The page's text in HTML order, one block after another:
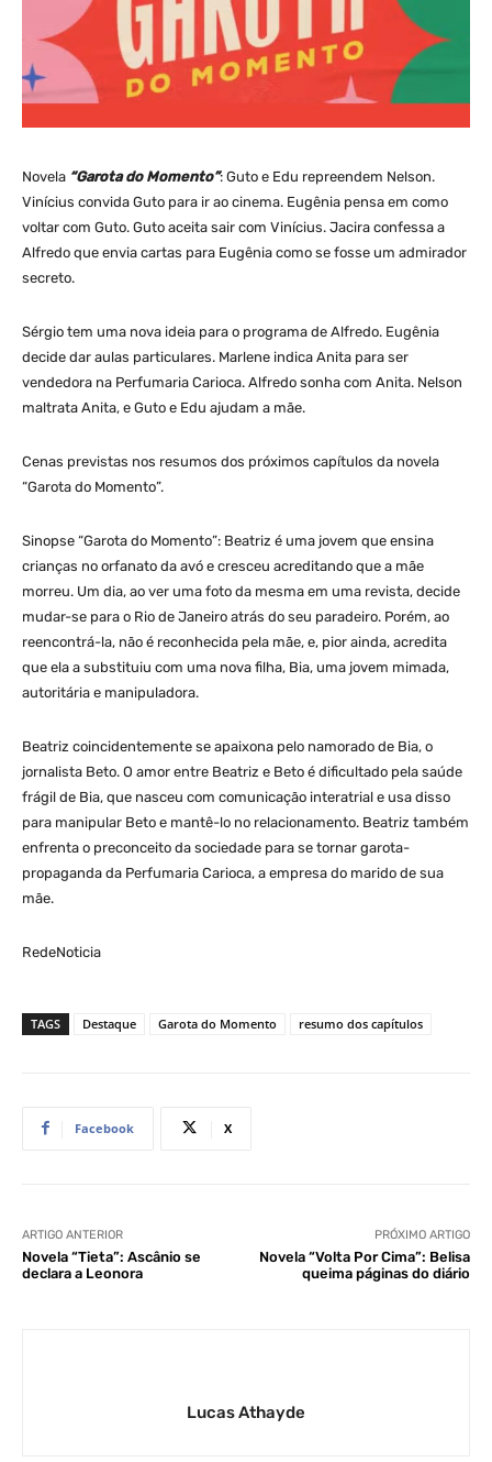
Novela “Garota do Momento”: Guto e Edu repreendem Nelson.
Vinícius convida Guto para ir ao cinema. Eugênia pensa em como
voltar com Guto. Guto aceita sair com Vinícius. Jacira confessa a
Alfredo que envia cartas para Eugênia como se fosse um admirador
secreto.
Sérgio tem uma nova ideia para o programa de Alfredo. Eugênia
decide dar aulas particulares. Marlene indica Anita para ser
vendedora na Perfumaria Carioca. Alfredo sonha com Anita. Nelson
maltrata Anita, e Guto e Edu ajudam a mãe.
Cenas previstas nos resumos dos próximos capítulos da novela
“Garota do Momento”.
Sinopse “Garota do Momento”: Beatriz é uma jovem que ensina
crianças no orfanato da avó e cresceu acreditando que a mãe
morreu. Um dia, ao ver uma foto da mesma em uma revista, decide
mudar-se para o Rio de Janeiro atrás do seu paradeiro. Porém, ao
reencontrá-la, não é reconhecida pela mãe, e, pior ainda, acredita
que ela a substituiu com uma nova filha, Bia, uma jovem mimada,
autoritária e manipuladora.
Beatriz coincidentemente se apaixona pelo namorado de Bia, o
jornalista Beto. O amor entre Beatriz e Beto é dificultado pela saúde
frágil de Bia, que nasceu com comunicação interatrial e usa disso
para manipular Beto e mantê-lo no relacionamento. Beatriz também
enfrenta o preconceito da sociedade para se tornar garota-
propaganda da Perfumaria Carioca, a empresa do marido de sua
mãe.
RedeNoticia
TAGS Destaque Garota do Momento resumo dos capítulos
Facebook X
ARTIGO ANTERIOR
Novela “Tieta”: Ascânio se
declara a Leonora
PRÓXIMO ARTIGO
Novela “Volta Por Cima”: Belisa
queima páginas do diário
Lucas Athayde